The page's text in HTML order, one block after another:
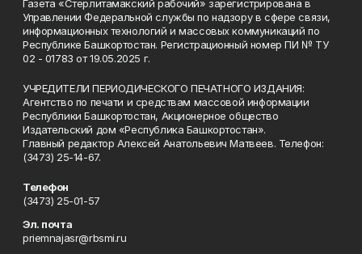
Газета «Стерлитамакский рабочий» зарегистрирована в
Управлении Федеральной службы по надзору в сфере связи,
информационных технологий и массовых коммуникаций по
Республике Башкортостан. Регистрационный номер ПИ № ТУ
02 - 01783 от 19.05.2025 г.
УЧРЕДИТЕЛИ ПЕРИОДИЧЕСКОГО ПЕЧАТНОГО ИЗДАНИЯ:
Агентство по печати и средствам массовой информации
Республики Башкортостан, Акционерное общество
Издательский дом «Республика Башкортостан».
Главный редактор Алексей Анатольевич Матвеев. Телефон:
(3473) 25-14-67.
Телефон
(3473) 25-01-57
Эл. почта
priemnajasr@rbsmi.ru